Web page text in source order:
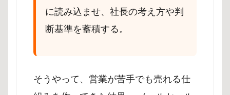
に読み込ませ、社長の考え方や判
断基準を蓄積する。
そうやって、営業が苦手でも売れる仕